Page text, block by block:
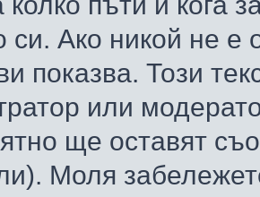
си. Ако никой не е
показва. Този
или
ще оставят
Моля